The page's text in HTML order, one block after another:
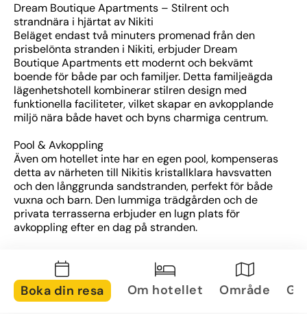
Dream Boutique Apartments – Stilrent och
strandnära i hjärtat av Nikiti
Beläget endast två minuters promenad från den
prisbelönta stranden i Nikiti, erbjuder Dream
Boutique Apartments ett modernt och bekvämt
boende för både par och familjer. Detta familjeägda
lägenhetshotell kombinerar stilren design med
funktionella faciliteter, vilket skapar en avkopplande
miljö nära både havet och byns charmiga centrum.
Pool & Avkoppling
Även om hotellet inte har en egen pool, kompenseras
detta av närheten till Nikitis kristallklara havsvatten
och den långgrunda sandstranden, perfekt för både
vuxna och barn. Den lummiga trädgården och de
privata terrasserna erbjuder en lugn plats för
avkoppling efter en dag på stranden.
Hotellet erbjuder moderna studios och sviter med
plats för upp till fyra personer. Alla enheter är
utrustade med luftkonditionering, gratis Wi-Fi, platt-
Boka din resa Om hotellet Område